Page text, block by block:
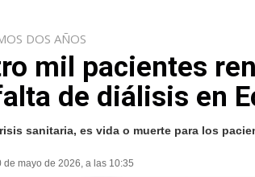
DOS AÑOS
mil pacientes
de diálisis en
sanitaria, es vida o muerte para los
de mayo de 2026, a las 10:35